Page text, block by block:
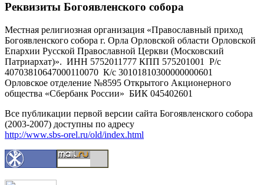
Реквизиты Богоявленского собора
Местная религиозная организация «Православный приход
Богоявленского собора г. Орла Орловской области Орловской
Епархии Русской Православной Церкви (Московский
Патриархат)». ИНН 5752011777 КПП 575201001 Р/с
40703810647000110070 К/с 30101810300000000601
Орловское отделение №8595 Открытого Акционерного
общества «Сбербанк России» БИК 045402601
Все публикации первой версии сайта Богоявленского собора
(2003-2007) доступны по адресу
http://www.sbs-orel.ru/old/index.html